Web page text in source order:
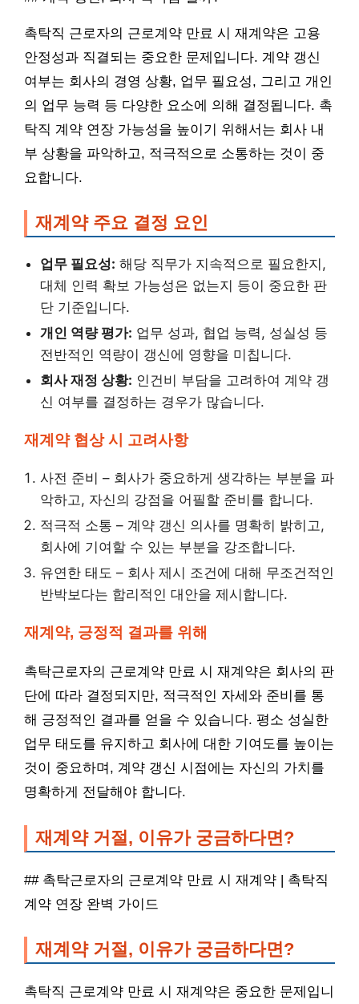
촉탁직 근로자의 근로계약 만료 시 재계약은 고용
안정성과 직결되는 중요한 문제입니다. 계약 갱신
여부는 회사의 경영 상황, 업무 필요성, 그리고 개인
의 업무 능력 등 다양한 요소에 의해 결정됩니다. 촉
탁직 계약 연장 가능성을 높이기 위해서는 회사 내
부 상황을 파악하고, 적극적으로 소통하는 것이 중
요합니다.
재계약 주요 결정 요인
업무 필요성: 해당 직무가 지속적으로 필요한지,
대체 인력 확보 가능성은 없는지 등이 중요한 판
단 기준입니다.
개인 역량 평가: 업무 성과, 협업 능력, 성실성 등
전반적인 역량이 갱신에 영향을 미칩니다.
회사 재정 상황: 인건비 부담을 고려하여 계약 갱
신 여부를 결정하는 경우가 많습니다.
재계약 협상 시 고려사항
사전 준비 – 회사가 중요하게 생각하는 부분을 파
악하고, 자신의 강점을 어필할 준비를 합니다.
적극적 소통 – 계약 갱신 의사를 명확히 밝히고,
회사에 기여할 수 있는 부분을 강조합니다.
유연한 태도 – 회사 제시 조건에 대해 무조건적인
반박보다는 합리적인 대안을 제시합니다.
재계약, 긍정적 결과를 위해
촉탁근로자의 근로계약 만료 시 재계약은 회사의 판
단에 따라 결정되지만, 적극적인 자세와 준비를 통
해 긍정적인 결과를 얻을 수 있습니다. 평소 성실한
업무 태도를 유지하고 회사에 대한 기여도를 높이는
것이 중요하며, 계약 갱신 시점에는 자신의 가치를
명확하게 전달해야 합니다.
재계약 거절, 이유가 궁금하다면?
## 촉탁근로자의 근로계약 만료 시 재계약 | 촉탁직
계약 연장 완벽 가이드
재계약 거절, 이유가 궁금하다면?
촉탁직 근로계약 만료 시 재계약은 중요한 문제입니